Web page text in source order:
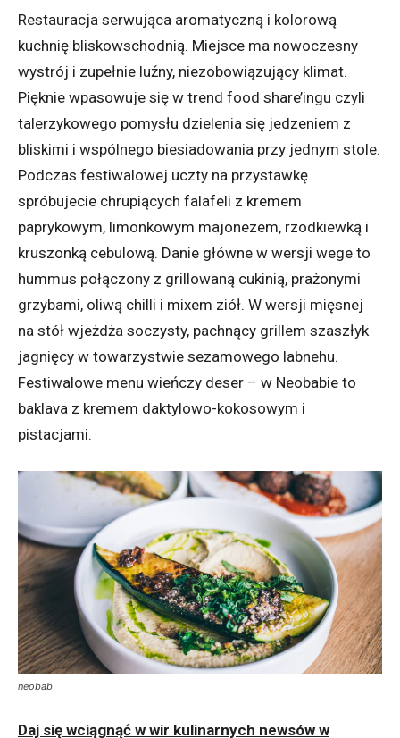
Restauracja serwująca aromatyczną i kolorową
kuchnię bliskowschodnią. Miejsce ma nowoczesny
wystrój i zupełnie luźny, niezobowiązujący klimat.
Pięknie wpasowuje się w trend food share’ingu czyli
talerzykowego pomysłu dzielenia się jedzeniem z
bliskimi i wspólnego biesiadowania przy jednym stole.
Podczas festiwalowej uczty na przystawkę
spróbujecie chrupiących falafeli z kremem
paprykowym, limonkowym majonezem, rzodkiewką i
kruszonką cebulową. Danie główne w wersji wege to
hummus połączony z grillowaną cukinią, prażonymi
grzybami, oliwą chilli i mixem ziół. W wersji mięsnej
na stół wjeżdża soczysty, pachnący grillem szaszłyk
jagnięcy w towarzystwie sezamowego labnehu.
Festiwalowe menu wieńczy deser – w Neobabie to
baklava z kremem daktylowo-kokosowym i
pistacjami.
neobab
Daj się wciągnąć w wir kulinarnych newsów w